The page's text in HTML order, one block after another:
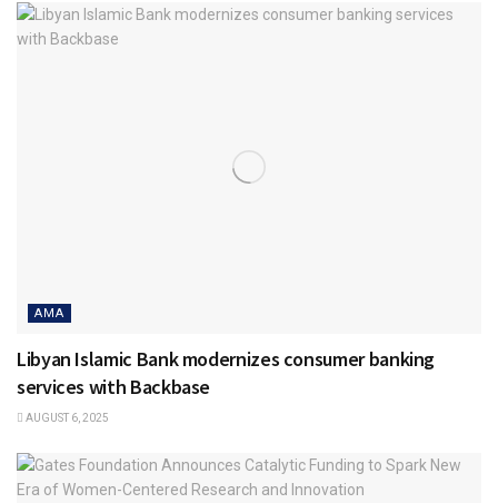
AMA
Libyan Islamic Bank modernizes consumer banking
services with Backbase
AUGUST 6, 2025